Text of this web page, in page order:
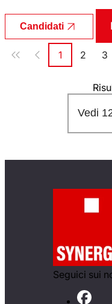
Candidati
Paginazione
Pagina
1 Pagina
2 3
Vedi
Seguici sui